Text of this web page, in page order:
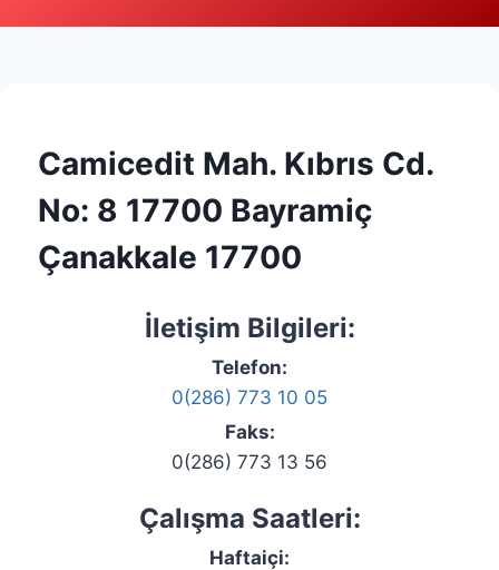
Camicedit Mah. Kıbrıs Cd.
No: 8 17700 Bayramiç
Çanakkale 17700
İletişim Bilgileri:
Telefon:
0(286) 773 10 05
Faks:
0(286) 773 13 56
Çalışma Saatleri:
Haftaiçi: